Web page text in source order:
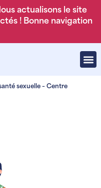
actualisons le site
! Bonne navigation
sexuelle – Centre